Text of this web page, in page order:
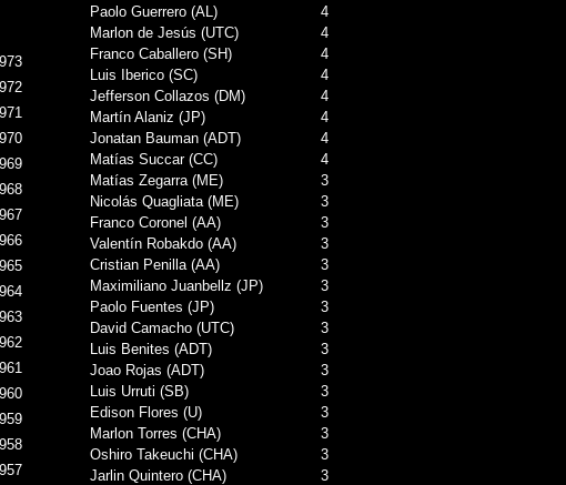
Paolo Guerrero (AL)
4
Marlon de Jesús (UTC)
4
Franco Caballero (SH)
4
Luis Iberico (SC)
4
Jefferson Collazos (DM)
4
Martín Alaniz (JP)
4
Jonatan Bauman (ADT)
4
Matías Succar (CC)
4
Matías Zegarra (ME)
3
Nicolás Quagliata (ME)
3
Franco Coronel (AA)
3
Valentín Robakdo (AA)
3
Cristian Penilla (AA)
3
Maximiliano Juanbellz (JP)
3
Paolo Fuentes (JP)
3
David Camacho (UTC)
3
Luis Benites (ADT)
3
Joao Rojas (ADT)
3
Luis Urruti (SB)
3
Edison Flores (U)
3
Marlon Torres (CHA)
3
Oshiro Takeuchi (CHA)
3
Jarlin Quintero (CHA)
3